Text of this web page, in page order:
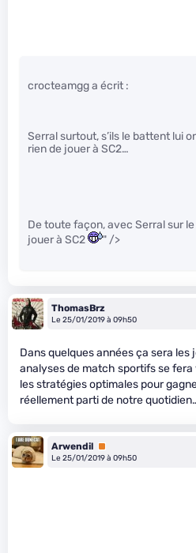
crocteamgg a écrit :
Serral surtout, s’ils le battent lui
rien de jouer à SC2…
De toute façon, avec Serral sur
jouer à SC2
" />
ThomasBrz
Le 25/01/2019 à 09h50
Dans quelques années ça sera les
analyses de match sportifs se fera
les stratégies optimales pour
réellement parti de notre
Arwendil Premium
Le 25/01/2019 à 09h50